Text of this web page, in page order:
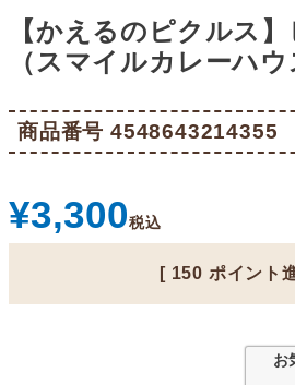
【かえるのピクルス
（スマイルカレーハ
商品番号 4548643214355
¥3,300税込
[ 150 ポイント
お